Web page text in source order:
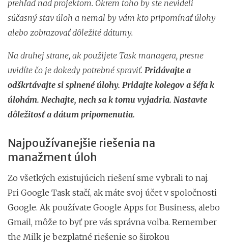
prehľad nad projektom. Okrem toho by ste nevideli
súčasný stav úloh a nemal by vám kto pripomínať úlohy
alebo zobrazovať dôležité dátumy.
Na druhej strane, ak použijete Task managera, presne
uvidíte čo je dokedy potrebné spraviť. Pridávajte a
odškrtávajte si splnené úlohy. Pridajte kolegov a šéfa k
úlohám. Nechajte, nech sa k tomu vyjadria. Nastavte
dôležitosť a dátum pripomenutia.
Najpoužívanejšie riešenia na
manažment úloh
Zo všetkých existujúcich riešení sme vybrali to naj.
Pri Google Task stačí, ak máte svoj účet v spoločnosti
Google. Ak používate Google Apps for Business, alebo
Gmail, môže to byť pre vás správna voľba. Remember
the Milk je bezplatné riešenie so širokou